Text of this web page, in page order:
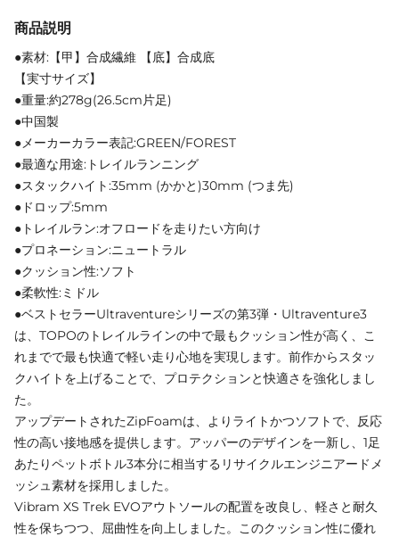
商品説明
●素材:【甲】合成繊維 【底】合成底
【実寸サイズ】
●重量:約278g(26.5cm片足)
●中国製
●メーカーカラー表記:GREEN/FOREST
●最適な用途:トレイルランニング
●スタックハイト:35mm (かかと)30mm (つま先)
●ドロップ:5mm
●トレイルラン:オフロードを走りたい方向け
●プロネーション:ニュートラル
●クッション性:ソフト
●柔軟性:ミドル
●ベストセラーUltraventureシリーズの第3弾・Ultraventure3
は、TOPOのトレイルラインの中で最もクッション性が高く、こ
れまでで最も快適で軽い走り心地を実現します。前作からスタッ
クハイトを上げることで、プロテクションと快適さを強化しまし
た。
アップデートされたZipFoamは、よりライトかつソフトで、反応
性の高い接地感を提供します。アッパーのデザインを一新し、1足
あたりペットボトル3本分に相当するリサイクルエンジニアードメ
ッシュ素材を採用しました。
Vibram XS Trek EVOアウトソールの配置を改良し、軽さと耐久
性を保ちつつ、屈曲性を向上しました。このクッション性に優れ